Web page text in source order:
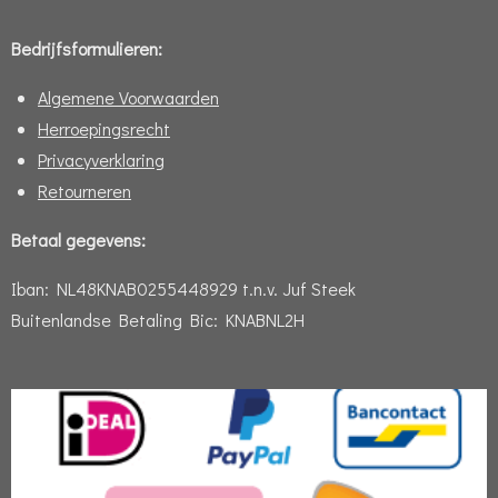
Bedrijfsformulieren:
Algemene Voorwaarden
Herroepingsrecht
Privacyverklaring
Retourneren
Betaal gegevens:
Iban: NL48KNAB0255448929 t.n.v. Juf Steek
Buitenlandse Betaling Bic: KNABNL2H